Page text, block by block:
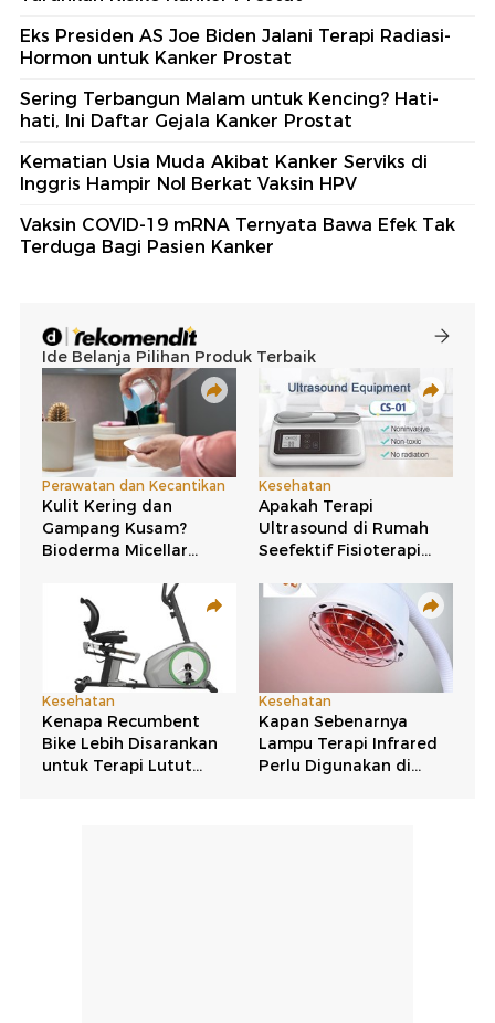
Eks Presiden AS Joe Biden Jalani Terapi Radiasi-
Hormon untuk Kanker Prostat
Sering Terbangun Malam untuk Kencing? Hati-
hati, Ini Daftar Gejala Kanker Prostat
Kematian Usia Muda Akibat Kanker Serviks di
Inggris Hampir Nol Berkat Vaksin HPV
Vaksin COVID-19 mRNA Ternyata Bawa Efek Tak
Terduga Bagi Pasien Kanker